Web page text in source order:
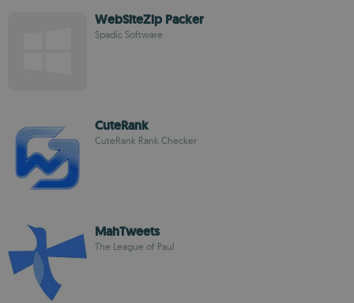
WebSiteZip Packer
Spadic Software
CuteRank
CuteRank Rank Checker
MahTweets
The League of Paul